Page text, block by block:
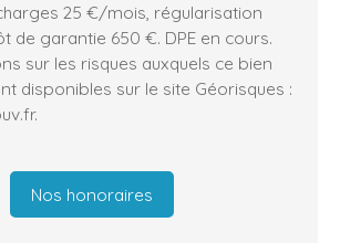
25 €/mois, régularisation
de garantie 650 €. DPE en cours.
sur les risques auxquels ce bien
disponibles sur le site Géorisques :
Nos honoraires